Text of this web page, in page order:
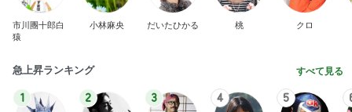
市川團十郎白
猿
小林麻央 だいたひかる 桃 クロ
急上昇ランキング すべて見る
1 2 3 4 5